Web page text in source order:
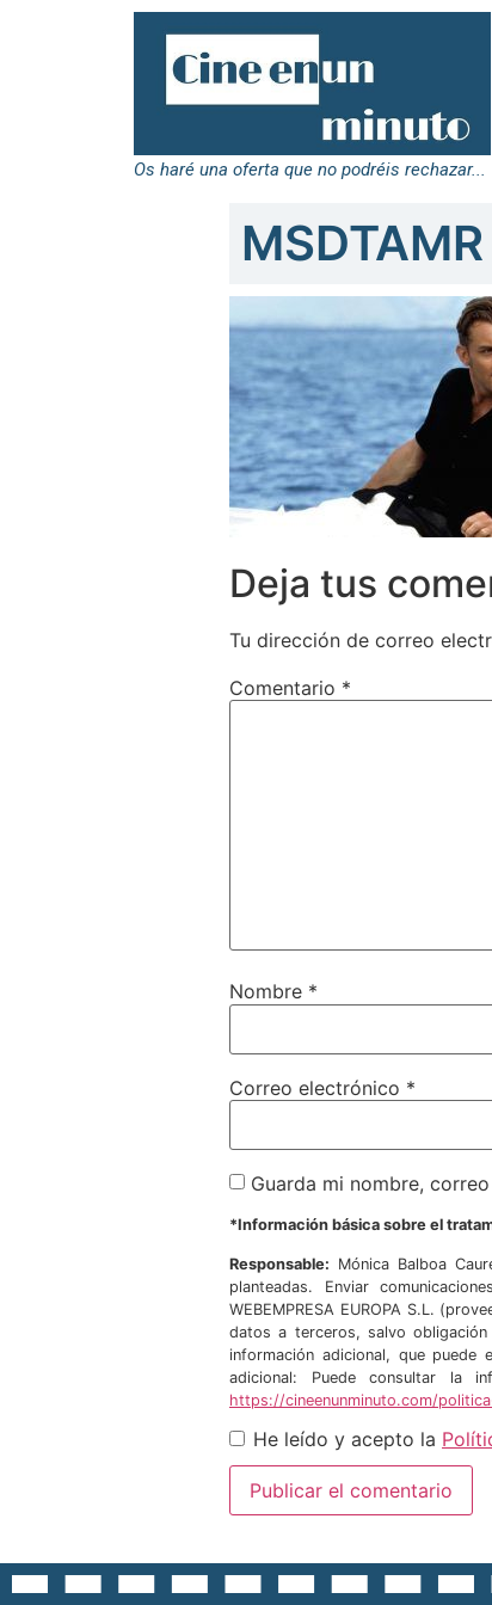
Os haré una oferta que no podréis rechazar...
Deja tus
Tu dirección de correo
Comentario *
Nombre *
Correo electrónico *
Guarda mi nombre,
*Información básica sobre el
Responsable: Mónica Balboa
planteadas. Enviar
WEBEMPRESA EUROPA S.L.
datos a terceros, salvo
información adicional, que
adicional: Puede consultar la
https://cineenunminuto.com/
He leído y acepto la